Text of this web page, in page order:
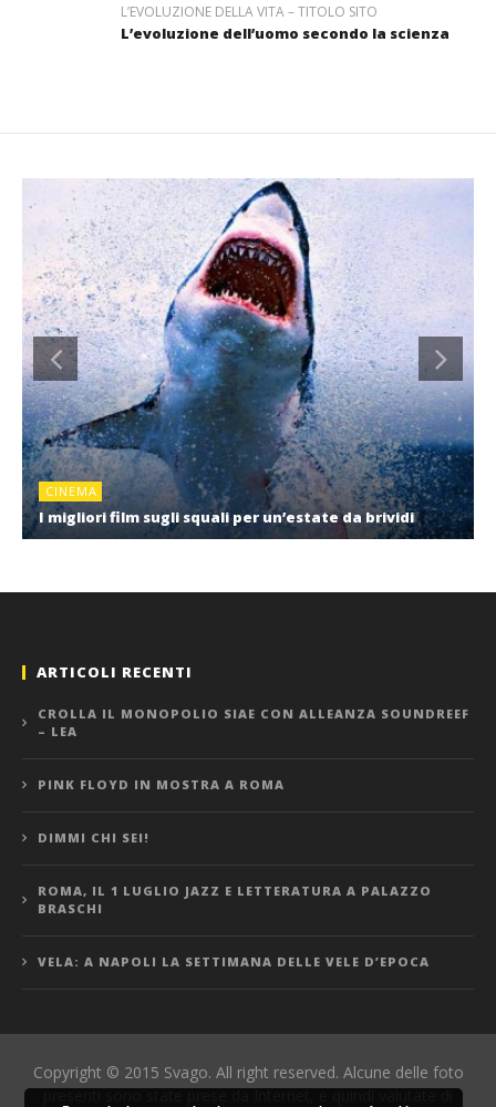
L’EVOLUZIONE DELLA VITA – TITOLO SITO
L’evoluzione dell’uomo secondo la scienza
CINEMA
I migliori film sugli squali per un’estate da brividi
ARTICOLI RECENTI
CROLLA IL MONOPOLIO SIAE CON ALLEANZA SOUNDREEF
– LEA
PINK FLOYD IN MOSTRA A ROMA
DIMMI CHI SEI!
ROMA, IL 1 LUGLIO JAZZ E LETTERATURA A PALAZZO
BRASCHI
VELA: A NAPOLI LA SETTIMANA DELLE VELE D’EPOCA
Copyright © 2015 Svago. All right reserved. Alcune delle foto
presenti sono state prese da Internet, e quindi valutate di